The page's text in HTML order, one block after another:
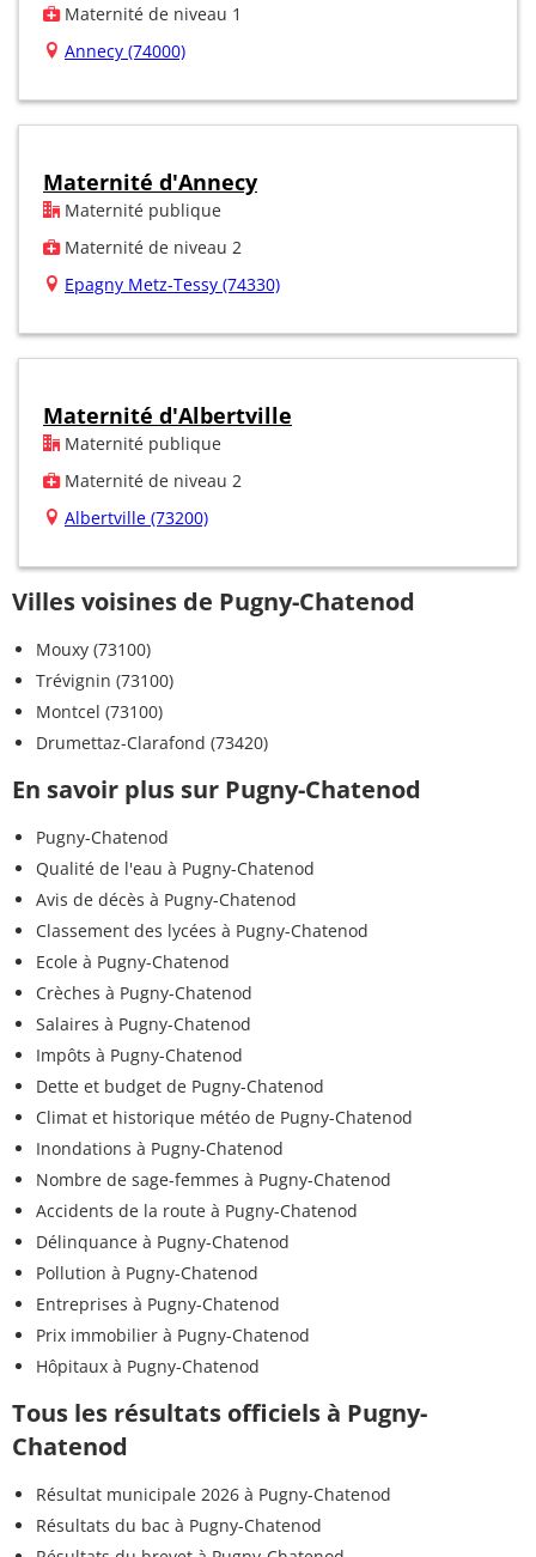
Maternité de niveau 1
Annecy (74000)
Maternité d'Annecy
Maternité publique
Maternité de niveau 2
Epagny Metz-Tessy (74330)
Maternité d'Albertville
Maternité publique
Maternité de niveau 2
Albertville (73200)
Villes voisines de Pugny-Chatenod
Mouxy (73100)
Trévignin (73100)
Montcel (73100)
Drumettaz-Clarafond (73420)
En savoir plus sur Pugny-Chatenod
Pugny-Chatenod
Qualité de l'eau à Pugny-Chatenod
Avis de décès à Pugny-Chatenod
Classement des lycées à Pugny-Chatenod
Ecole à Pugny-Chatenod
Crèches à Pugny-Chatenod
Salaires à Pugny-Chatenod
Impôts à Pugny-Chatenod
Dette et budget de Pugny-Chatenod
Climat et historique météo de Pugny-Chatenod
Inondations à Pugny-Chatenod
Nombre de sage-femmes à Pugny-Chatenod
Accidents de la route à Pugny-Chatenod
Délinquance à Pugny-Chatenod
Pollution à Pugny-Chatenod
Entreprises à Pugny-Chatenod
Prix immobilier à Pugny-Chatenod
Hôpitaux à Pugny-Chatenod
Tous les résultats officiels à Pugny-
Chatenod
Résultat municipale 2026 à Pugny-Chatenod
Résultats du bac à Pugny-Chatenod